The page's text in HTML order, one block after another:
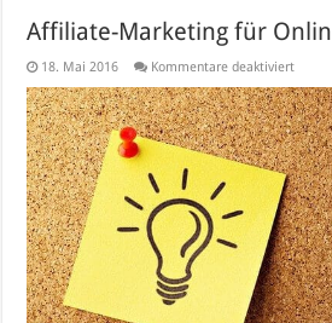
Affiliate-Marketing für
18. Mai 2016 Kommentare deaktiviertfür
für